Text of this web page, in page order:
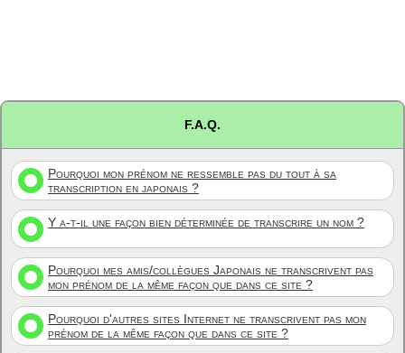
F.A.Q.
Pourquoi mon prénom ne ressemble pas du tout à sa
transcription en japonais ?
Y a-t-il une façon bien déterminée de transcrire un nom ?
Pourquoi mes amis/collègues Japonais ne transcrivent pas
mon prénom de la même façon que dans ce site ?
Pourquoi d'autres sites Internet ne transcrivent pas mon
prénom de la même façon que dans ce site ?